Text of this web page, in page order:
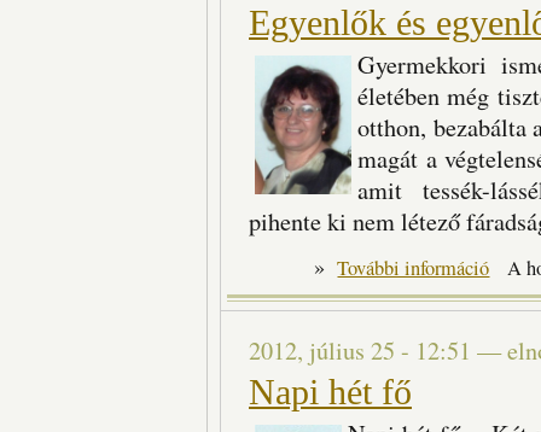
Egyenlők és
Gyermekkori
életében még
otthon, bezabálta
magát a
amit tessék-
pihente ki nem létező
» További információ A
2012, július 25 - 12:51 —
Napi hét fő